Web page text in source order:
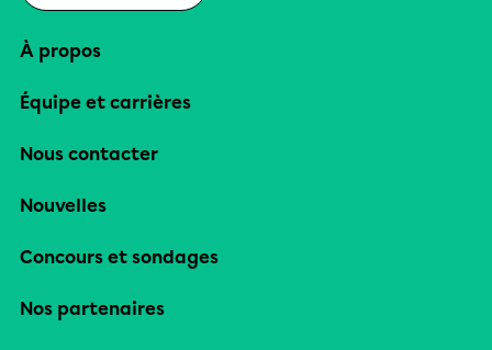
À propos
Équipe et carrières
Nous contacter
Nouvelles
Concours et sondages
Nos partenaires